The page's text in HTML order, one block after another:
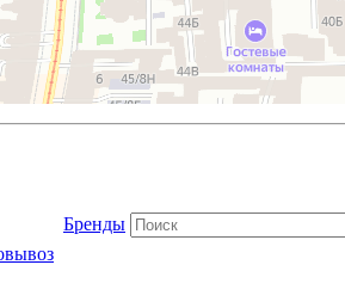
Бренды